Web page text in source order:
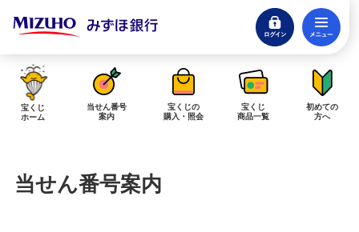
ログイン
閉じる
みずほダイレクトログイン
当せん金の受取方法について
宝くじ
ホーム
当せん番号
案内
宝くじの
購入・照会
宝くじ
商品一覧
初めての
方へ
当せん番号案内